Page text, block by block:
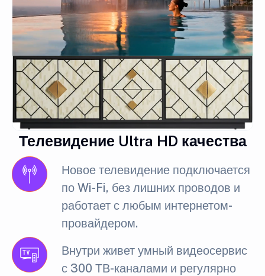
Телевидение Ultra HD качества
Новое телевидение подключается
по Wi-Fi, без лишних проводов и
работает с любым интернетом-
провайдером.
Внутри живет умный видеосервис
с 300 ТВ-каналами и регулярно